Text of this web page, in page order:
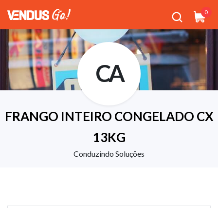
0
CA
FRANGO INTEIRO CONGELADO CX
13KG
Conduzindo Soluções